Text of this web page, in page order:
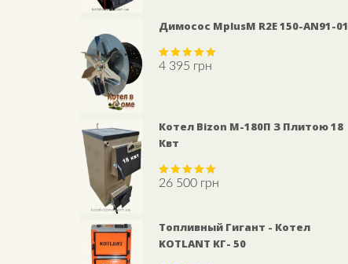
Димосос MplusM R2E 150-AN91-01
Rated 5.00
out of 5
4 395 грн
Котел Bizon М-180П З Плитою 18
Квт
Rated5.00
26 500 грн
Топливный Гигант - Котел
KOTLANT KГ- 50